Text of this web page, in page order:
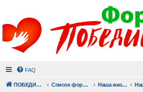
FAQ
ПОБЕДИШЬ.РУ Список форумов Наша жизнь (не всё же о суициде!)